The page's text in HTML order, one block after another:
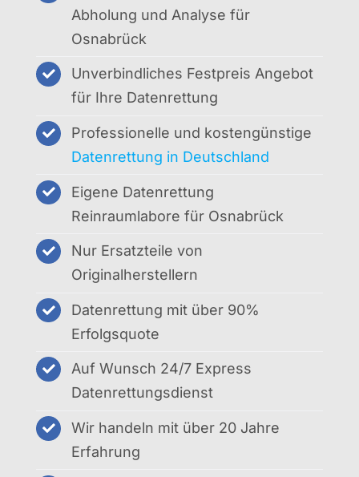
Abholung und Analyse für
Osnabrück
Unverbindliches Festpreis Angebot
für Ihre Datenrettung
Professionelle und kostengünstige
Datenrettung in Deutschland
Eigene Datenrettung
Reinraumlabore für Osnabrück
Nur Ersatzteile von
Originalherstellern
Datenrettung mit über 90%
Erfolgsquote
Auf Wunsch 24/7 Express
Datenrettungsdienst
Wir handeln mit über 20 Jahre
Erfahrung